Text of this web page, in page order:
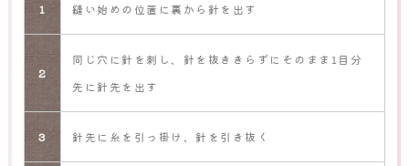
1 縫い始めの位置に裏から針を出す
2
同じ穴に針を刺し、針を抜ききらずにそのまま1目分
先に針先を出す
3 針先に糸を引っ掛け、針を引き抜く